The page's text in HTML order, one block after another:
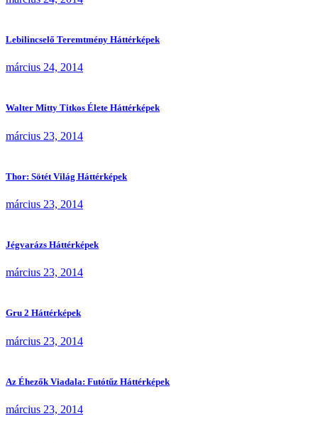
Lebilincselő Teremtmény Háttérképek
március 24, 2014
Walter Mitty Titkos Élete Háttérképek
március 23, 2014
Thor: Sötét Világ Háttérképek
március 23, 2014
Jégvarázs Háttérképek
március 23, 2014
Gru 2 Háttérképek
március 23, 2014
Az Éhezők Viadala: Futótűz Háttérképek
március 23, 2014